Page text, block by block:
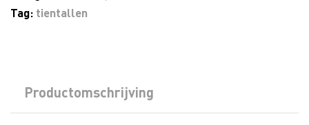
Tag: tientallen
Productomschrijving